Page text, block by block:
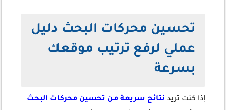
تحسين محركات البحث دليل
عملي لرفع ترتيب موقعك
بسرعة
إذا كنت تريد نتائج سريعة من تحسين محركات البحث